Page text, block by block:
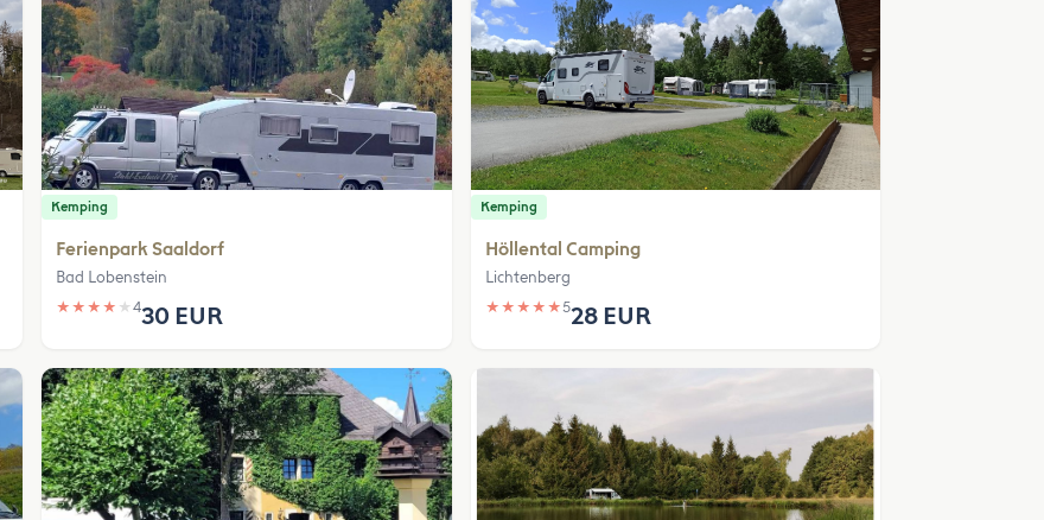
Kemping
Ferienpark Saaldorf
Bad Lobenstein
★ ★ ★ ★ ★430 EUR
Kemping
Höllental Camping
Lichtenberg
★ ★ ★ ★ ★528 EUR